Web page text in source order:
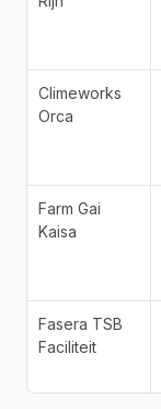
Climeworks
Orca
Farm Gai
Kaisa
Fasera TSB
Faciliteit